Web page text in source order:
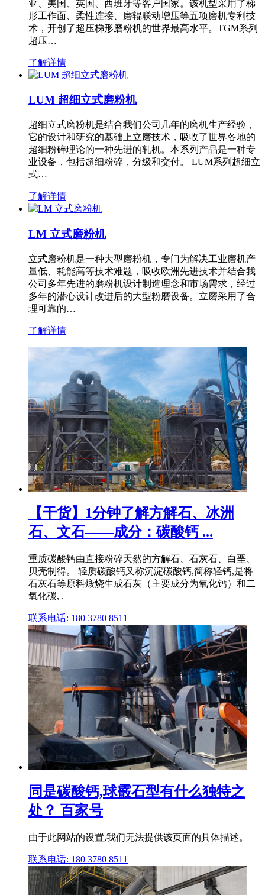
亚、美国、英国、西班牙等客户国家。该机型采用了梯
形工作面、柔性连接、磨辊联动增压等五项磨机专利技
术，开创了超压梯形磨粉机的世界最高水平。TGM系列
超压…
了解详情
LUM 超细立式磨粉机
超细立式磨粉机是结合我们公司几年的磨机生产经验，
它的设计和研究的基础上立磨技术，吸收了世界各地的
超细粉碎理论的一种先进的轧机。本系列产品是一种专
业设备，包括超细粉碎，分级和交付。 LUM系列超细立
式…
了解详情
LM 立式磨粉机
立式磨粉机是一种大型磨粉机，专门为解决工业磨机产
量低、耗能高等技术难题，吸收欧洲先进技术并结合我
公司多年先进的磨粉机设计制造理念和市场需求，经过
多年的潜心设计改进后的大型粉磨设备。立磨采用了合
理可靠的…
了解详情
【干货】1分钟了解方解石、冰洲
石、文石——成分：碳酸钙 ...
重质碳酸钙由直接粉碎天然的方解石、石灰石、白垩、
贝壳制得。 轻质碳酸钙又称沉淀碳酸钙,简称轻钙,是将
石灰石等原料煅烧生成石灰（主要成分为氧化钙）和二
氧化碳, .
联系电话: 180 3780 8511
同是碳酸钙,球霰石型有什么独特之
处？ 百家号
由于此网站的设置,我们无法提供该页面的具体描述。
联系电话: 180 3780 8511